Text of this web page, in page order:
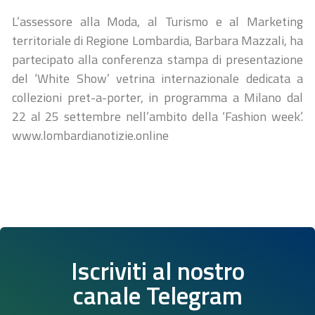
L’assessore alla Moda, al Turismo e al Marketing
territoriale di Regione Lombardia, Barbara Mazzali, ha
partecipato alla conferenza stampa di presentazione
del ‘White Show’ vetrina internazionale dedicata a
collezioni pret-a-porter, in programma a Milano dal
22 al 25 settembre nell’ambito della ‘Fashion week’.
www.lombardianotizie.online
Iscriviti al nostro
canale Telegram